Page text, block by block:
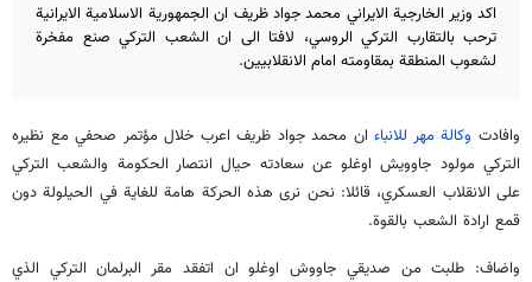
اكد وزير الخارجية الايراني محمد جواد ظريف ان الجمهورية الاسلامية الايرانية
ترحب بالتقارب التركي الروسي، لافتا الى ان الشعب التركي صنع مفخرة
لشعوب المنطقة بمقاومته امام الانقلابيين.
وافادت وكالة مهر للانباءان محمد جواد ظريف اعرب خلال مؤتمر صحفي مع نظيره
التركي مولود جاوويش اوغلو عن سعادته حيال انتصار الحكومة والشعب التركي
على الانقلاب العسكري، قائلا: نحن نرى هذه الحركة هامة للغاية في الحيلولة دون
قمع ارادة الشعب بالقوة.
واضاف: طلبت من صديقي جاووش اوغلو ان اتفقد مقر البرلمان التركي الذي